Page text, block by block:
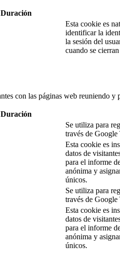
Duración
Esta cookie es
identificar la
la sesión del
cuando se
con las páginas web reuniendo
Duración
Se utiliza para
través de Google
Esta cookie es
datos de
para el informe
anónima y
únicos.
Se utiliza para
través de Google
Esta cookie es
datos de
para el informe
anónima y
únicos.